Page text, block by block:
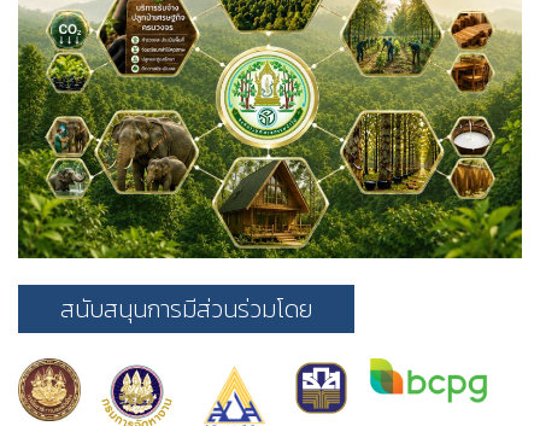
สนับสนุนการมีส่วนร่วมโดย